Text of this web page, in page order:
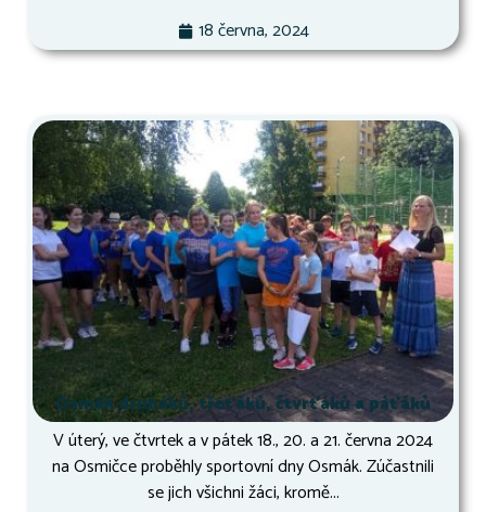
18 června, 2024
Osmák druháků, třeťáků, čtvrťáků a páťáků
V úterý, ve čtvrtek a v pátek 18., 20. a 21. června 2024
na Osmičce proběhly sportovní dny Osmák. Zúčastnili
se jich všichni žáci, kromě...